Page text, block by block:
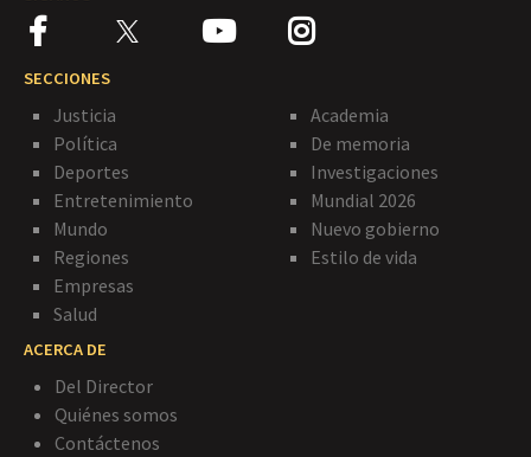
SECCIONES
Justicia
Política
Deportes
Entretenimiento
Mundo
Regiones
Empresas
Salud
Academia
De memoria
Investigaciones
Mundial 2026
Nuevo gobierno
Estilo de vida
ACERCA DE
Del Director
Quiénes somos
Contáctenos